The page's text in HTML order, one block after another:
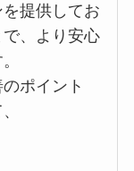
提供してお
、より安心
ポイント